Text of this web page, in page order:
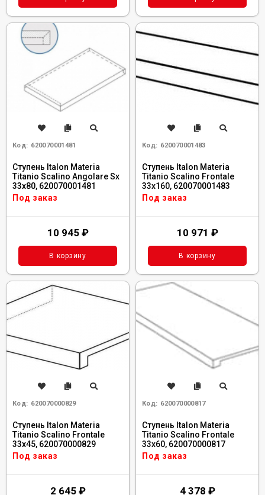
Код: 620070001481
Ступень Italon Materia
Titanio Scalino Angolare Sx
33x80, 620070001481
Под заказ
10 945 ₽
В корзину
Код: 620070001483
Ступень Italon Materia
Titanio Scalino Frontale
33x160, 620070001483
Под заказ
10 971 ₽
В корзину
Код: 620070000829
Ступень Italon Materia
Titanio Scalino Frontale
33x45, 620070000829
Под заказ
2 645 ₽
Код: 620070000817
Ступень Italon Materia
Titanio Scalino Frontale
33x60, 620070000817
Под заказ
4 378 ₽